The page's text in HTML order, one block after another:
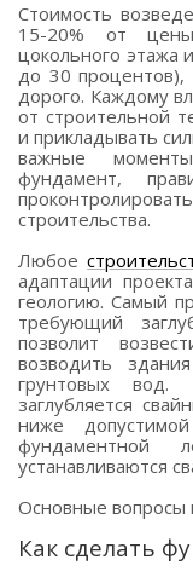
Стоимость
15-20% от
цокольного
до 30
дорого. Каждому
от строительной
и прикладывать
важные
фундамент,
строительства.
Любое
адаптации
геологию. Самый
требующий
позволит
возводить
грунтовых вод.
заглубляется
ниже
фундаментной
устанавливаются
Основные вопросы
Как сделать